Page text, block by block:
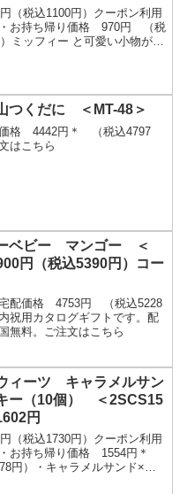
（税込1100円）クーポン利用
お持ち帰り価格 970円 （税
ミッフィー と可愛い小物が散
つくだに ＜MT-48＞
格 4442円＊ （税込4797
はこちら
ベビー マンゴー ＜
円（税込5390円）コー
配価格 4753円 （税込5228
祝用カタログギフトです。配
無料。ご注文はこちら
ィーツ キャラメルサン
ー（10個） ＜2SCS15
円
（税込1730円）クーポン利用
お持ち帰り価格 1554円＊
円）・キャラメルサンド×１